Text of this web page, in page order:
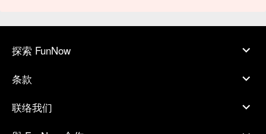
探索 FunNow
条款
联络我们